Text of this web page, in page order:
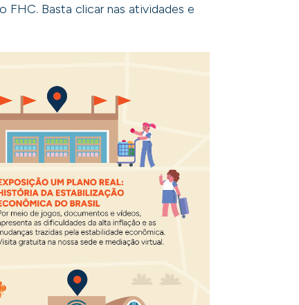
FHC. Basta clicar nas atividades e